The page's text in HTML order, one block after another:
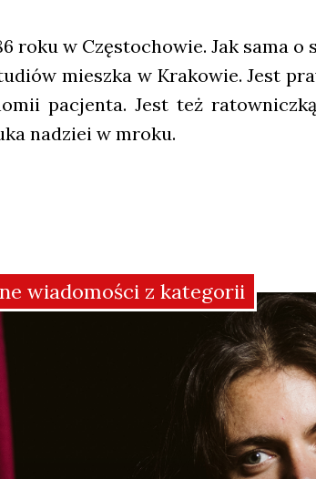
roku w Czę­sto­cho­wie. Jak sama o
miesz­ka w Kra­ko­wie. Jest
pacjen­ta. Jest też
nadziei w mro­ku.
wiadomości z kategorii